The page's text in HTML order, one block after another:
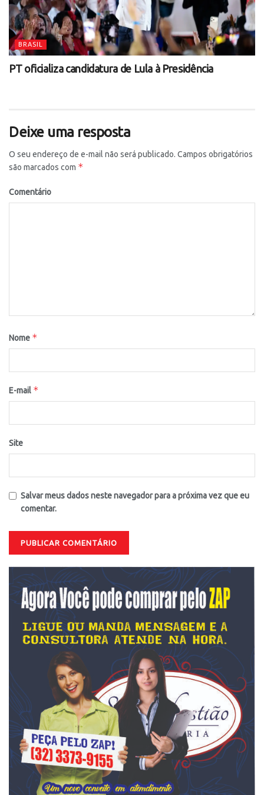
BRASIL
PT oficializa candidatura de Lula à Presidência
Deixe uma resposta
O seu endereço de e-mail não será publicado. Campos obrigatórios
são marcados com *
Comentário
Nome *
E-mail *
Site
Salvar meus dados neste navegador para a próxima vez que eu
comentar.